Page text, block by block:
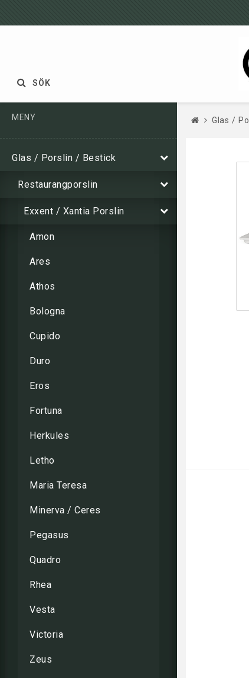
SÖK
MENY
Glas / Porslin / Bestick
Restaurangporslin
Exxent / Xantia Porslin
Amon
Ares
Athos
Bologna
Cupido
Duro
Eros
Fortuna
Herkules
Letho
Maria Teresa
Minerva / Ceres
Pegasus
Quadro
Rhea
Vesta
Victoria
Zeus
Glas /